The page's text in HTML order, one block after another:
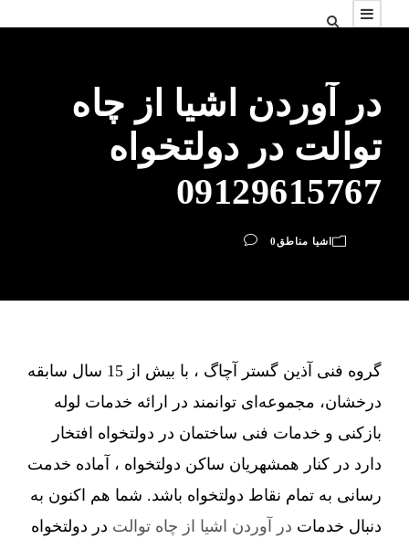
در آوردن اشیا از چاه
توالت در دولتخواه
09129615767
اشیا مناطق 0
گروه فنی آذین گستر آچاگ ، با بیش از 15 سال سابقه
درخشان، مجموعه‌ای توانمند در ارائه خدمات لوله
بازکنی و خدمات فنی ساختمان در دولتخواه افتخار
دارد در کنار همشهریان ساکن دولتخواه ، آماده خدمت
رسانی به تمام نقاط دولتخواه باشد. شما هم اکنون به
دنبال خدمات در آوردن اشیا از چاه توالت در دولتخواه